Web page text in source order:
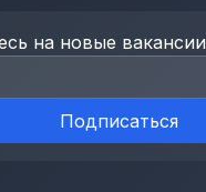
на новые вакансии
Подписаться